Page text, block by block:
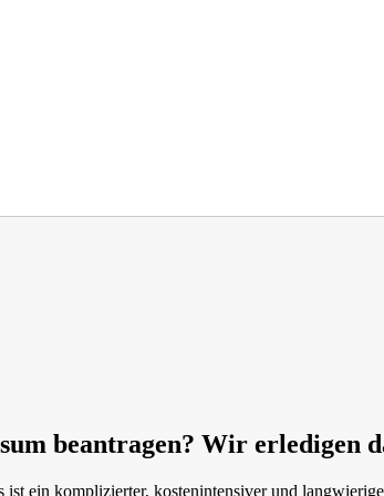
beantragen? Wir erledigen
ist ein komplizierter, kostenintensiver und